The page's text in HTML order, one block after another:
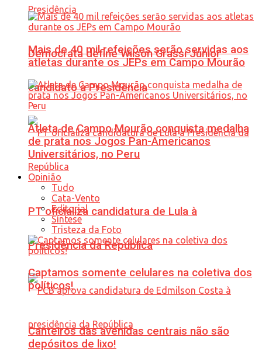
Democrata define Wilson Grassi Júnior
candidato à Presidência
PT oficializa candidatura de Lula à
Presidência da República
Mais de 40 mil refeições serão servidas aos
atletas durante os JEPs em Campo Mourão
Atleta de Campo Mourão conquista medalha
de prata nos Jogos Pan-Americanos
Universitários, no Peru
Opinião
Tudo
Cata-Vento
Editorial
Síntese
Tristeza da Foto
Captamos somente celulares na coletiva dos
políticos!
Canteiros das avenidas centrais não são
depósitos de lixo!